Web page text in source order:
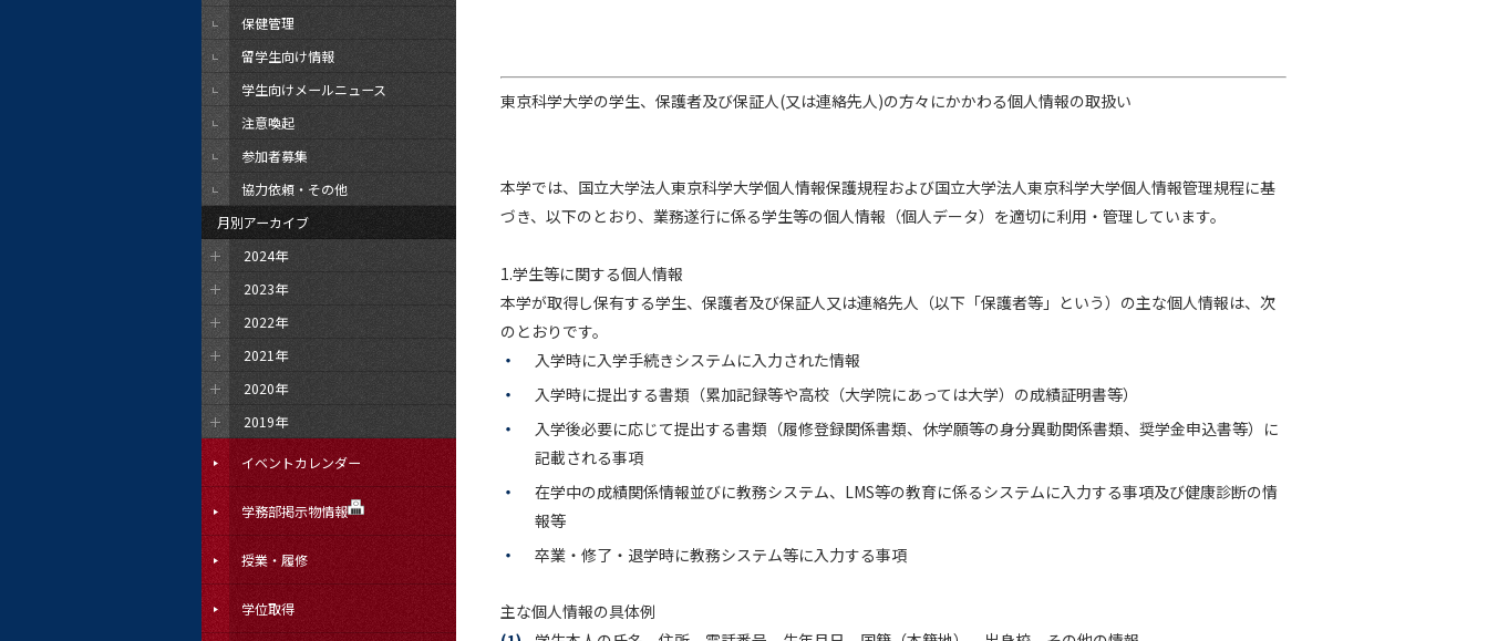
東京科学大学の学生、保護者及び保証人(又は連絡先人)の方々にかかわる個人情報の取扱い
本学では、国立大学法人東京科学大学個人情報保護規程および国立大学法人東京科学大学個人情報管理規程に基
づき、以下のとおり、業務遂行に係る学生等の個人情報（個人データ）を適切に利用・管理しています。
1.学生等に関する個人情報
本学が取得し保有する学生、保護者及び保証人又は連絡先人（以下「保護者等」という）の主な個人情報は、次
のとおりです。
・
入学時に入学手続きシステムに入力された情報
・
入学時に提出する書類（累加記録等や高校（大学院にあっては大学）の成績証明書等）
・
入学後必要に応じて提出する書類（履修登録関係書類、休学願等の身分異動関係書類、奨学金申込書等）に
記載される事項
・
在学中の成績関係情報並びに教務システム、LMS等の教育に係るシステムに入力する事項及び健康診断の情
報等
・
卒業・修了・退学時に教務システム等に入力する事項
主な個人情報の具体例
保健管理
留学生向け情報
学生向けメールニュース
注意喚起
参加者募集
協力依頼・その他
月別アーカイブ
2024年
2023年
2022年
2021年
2020年
2019年
イベントカレンダー
学務部掲示物情報
授業・履修
学位取得